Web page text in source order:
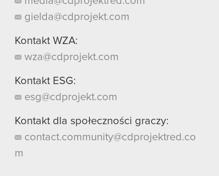
gielda@cdprojekt.com
Kontakt WZA:
wza@cdprojekt.com
Kontakt ESG:
esg@cdprojekt.com
Kontakt dla społeczności graczy:
contact.community@cdprojektred.co
m